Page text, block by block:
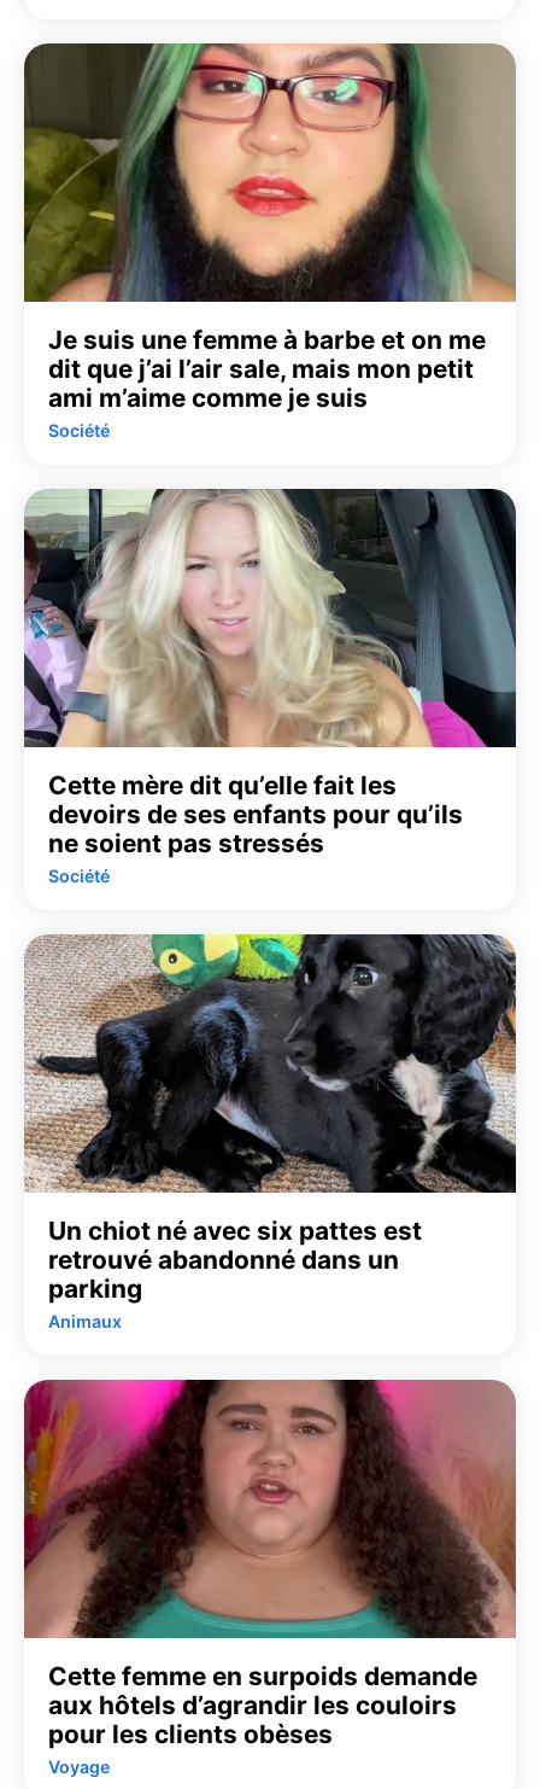
Je suis une femme à barbe et on me
dit que j’ai l’air sale, mais mon petit
ami m’aime comme je suis
Société
Cette mère dit qu’elle fait les
devoirs de ses enfants pour qu’ils
ne soient pas stressés
Société
Un chiot né avec six pattes est
retrouvé abandonné dans un
parking
Animaux
Cette femme en surpoids demande
aux hôtels d’agrandir les couloirs
pour les clients obèses
Voyage